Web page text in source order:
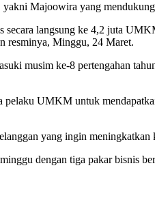
Majoowira yang
langsung ke 4,2 juta
resminya, Minggu, 24 Maret.
musim ke-8 pertengahan
pelaku UMKM untuk
yang ingin meningkatkan
dengan tiga pakar bisnis